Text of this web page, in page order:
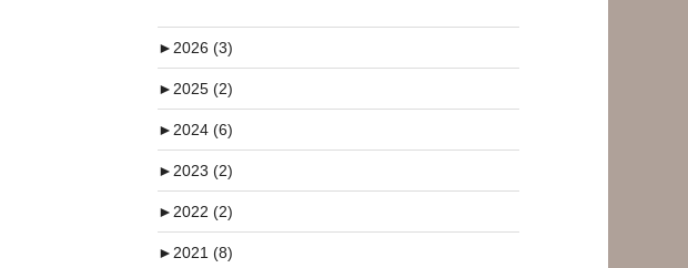
►2026 (3)
►2025 (2)
►2024 (6)
►2023 (2)
►2022 (2)
►2021 (8)